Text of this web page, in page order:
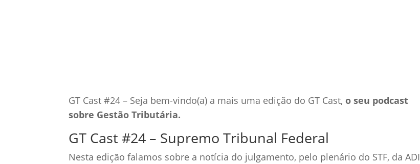
GT Cast #24 – Seja bem-vindo(a) a mais uma edição do GT Cast,o seu podcast
sobre Gestão Tributária.
GT Cast #24 – Supremo Tribunal Federal
Nesta edição falamos sobre a notícia do julgamento, pelo plenário do STF, da ADI